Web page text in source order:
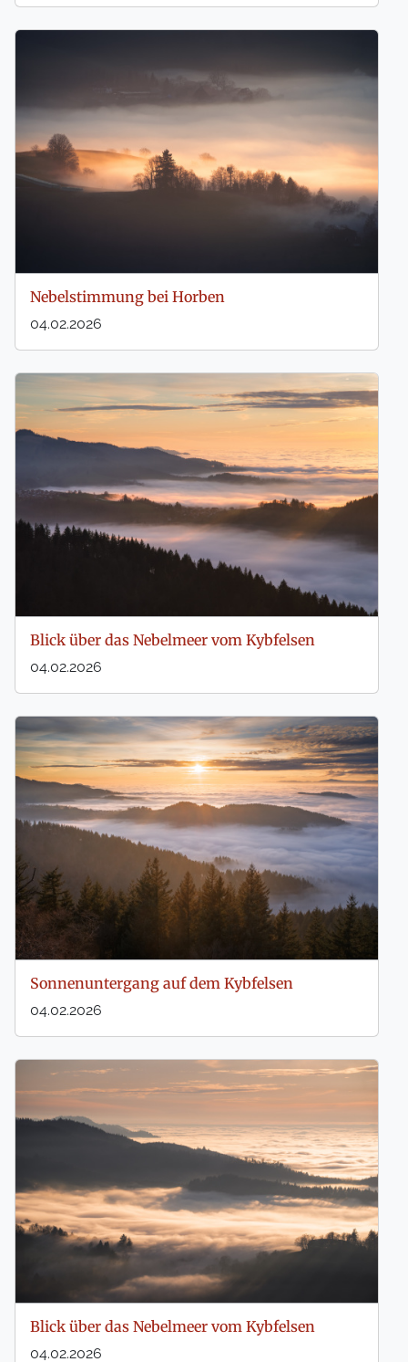
Nebelstimmung bei Horben
04.02.2026
Blick über das Nebelmeer vom Kybfelsen
04.02.2026
Sonnenuntergang auf dem Kybfelsen
04.02.2026
Blick über das Nebelmeer vom Kybfelsen
04.02.2026